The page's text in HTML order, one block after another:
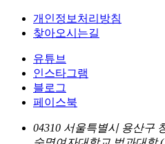
개인정보처리방침
찾아오시는길
유튜브
인스타그램
블로그
페이스북
04310 서울특별시 용산구